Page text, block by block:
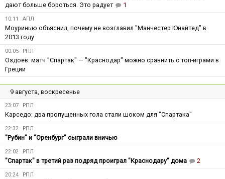
дают больше бороться. Это радует
1
10:11 АПЛ
Моуринью объяснил, почему не возглавил "Манчестер Юнайтед" в
2013 году
00:05 РПЛ
Оздоев: матч "Спартак" — "Краснодар" можно сравнить с топ-играми в
Греции
9 августа, воскресенье
23:07 РПЛ
Карседо: два пропущенных гола стали шоком для "Спартака"
22:32 РПЛ
"Рубин" и "Оренбург" сыграли вничью
22:02 РПЛ
"Спартак" в третий раз подряд проиграл "Краснодару" дома 2
20:24 РПЛ